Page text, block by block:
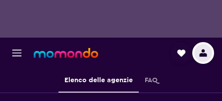
Elenco delle agenzie FAQ